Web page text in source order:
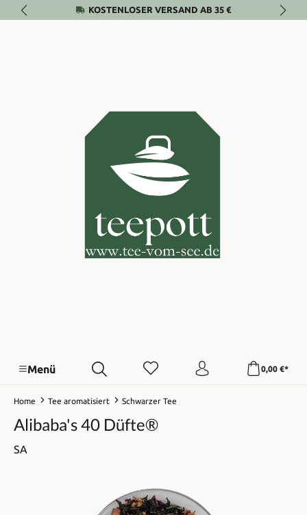
Zum Hauptinhalt springenKOSTENLOSER VERSAND AB 35 €
Menü 0,00 €*
Home Tee aromatisiert Schwarzer Tee
Alibaba's 40 Düfte®
SA
Bildergalerie überspringen